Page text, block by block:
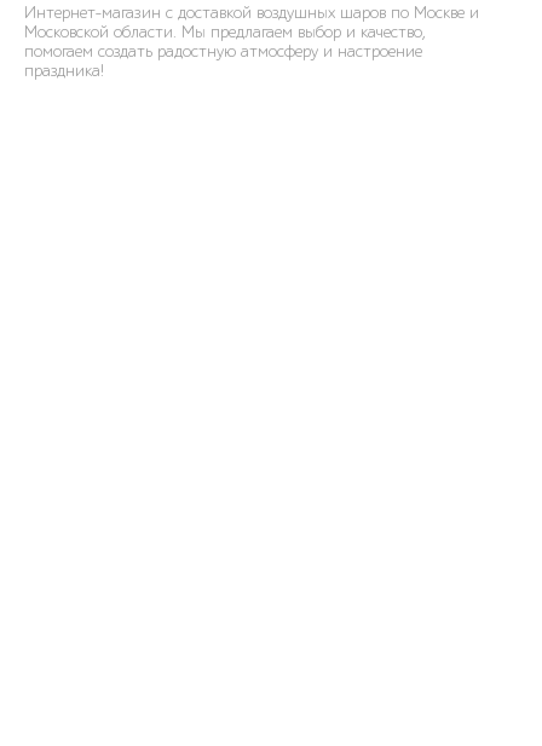
Интернет-магазин с доставкой воздушных шаров по Москве и
Московской области. Мы предлагаем выбор и качество,
помогаем создать радостную атмосферу и настроение
праздника!